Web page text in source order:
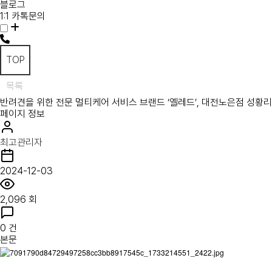
블로그
1:1 카톡문의
TOP
목록
반려견을 위한 전문 멀티케어 서비스 브랜드 ‘옐레드’, 대전노은점 성황
페이지 정보
최고관리자
2024-12-03
2,096 회
0 건
본문